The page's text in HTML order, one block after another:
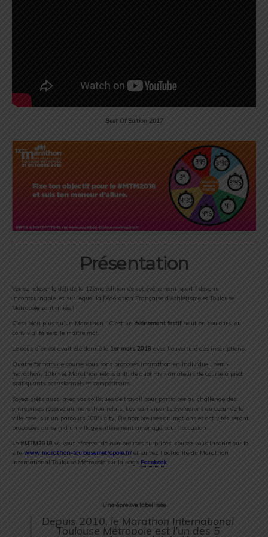
Best Of Edition 2017
Présentation
Venez relever le défi de la 12ème édition de cet événement sportif devenu
incontournable, et sur lequel la Fédération Française d’Athlétisme et Toulouse
Métropole sont alliés !
C’est bien plus qu’un Marathon ! C’est un événement festif haut en couleurs, où
convivialité sera le maître mot.
Le coup d’envoi avait été donné le 1er mars 2018 avec l’ouverture des inscriptions.
Quatre formats de course vous sont proposés (marathon en individuel, semi-
marathon, 10km et Marathon relais à 4), de quoi ravir amateurs de course à pied,
pratiquants occasionnels et compétiteurs.
Soyez prêts aussi avec vos collègues de travail pour participer au challenge des
entreprises réservé au marathon relais. Les participants évolueront au cœur de la
ville rose, sur un parcours 100% city. De nombreuses animations et activités seront
proposées au sein d’un village entièrement aménagé pour l’occasion.
Le #MTM2018 va vous réserver de nombreuses surprises, courez vous inscrire sur le
site www.marathon-toulousemetropole.fr/ et suivez l’actualité du Marathon
International Toulouse Métropole sur la page Facebook!
Une épreuve labellisée
Depuis 2010, le Marathon International
Toulouse Métropole est l’un des 5